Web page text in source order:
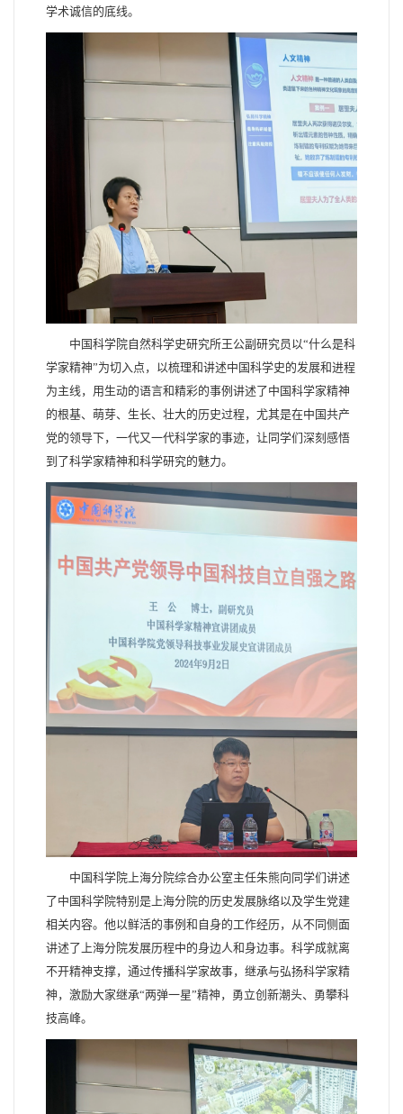
学术诚信的底线。
中国科学院自然科学史研究所王公副研究员以“什么是科
学家精神”为切入点，以梳理和讲述中国科学史的发展和进程
为主线，用生动的语言和精彩的事例讲述了中国科学家精神
的根基、萌芽、生长、壮大的历史过程，尤其是在中国共产
党的领导下，一代又一代科学家的事迹，让同学们深刻感悟
到了科学家精神和科学研究的魅力。
中国科学院上海分院综合办公室主任朱熊向同学们讲述
了中国科学院特别是上海分院的历史发展脉络以及学生党建
相关内容。他以鲜活的事例和自身的工作经历，从不同侧面
讲述了上海分院发展历程中的身边人和身边事。科学成就离
不开精神支撑，通过传播科学家故事，继承与弘扬科学家精
神，激励大家继承“两弹一星”精神，勇立创新潮头、勇攀科
技高峰。